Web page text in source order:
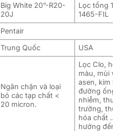
Big White 20”-R20-
20J
Lọc tổng
1465-FIL
Pentair
Trung Quốc USA
Ngăn chặn và loại
bỏ các tạp chất <
20 micron.
Lọc Clo,
màu, mùi
asen, kim
đường
nhiễm,
trưởng,
hóa chất
hưởng